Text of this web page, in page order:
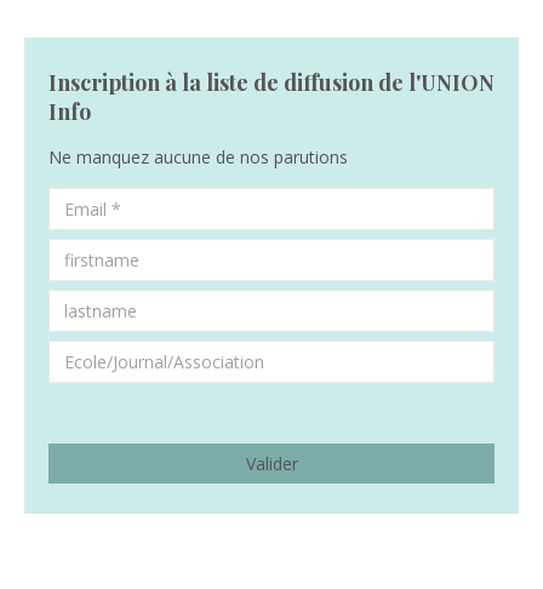
Inscription à la liste de diffusion de l'UNION
Info
Ne manquez aucune de nos parutions